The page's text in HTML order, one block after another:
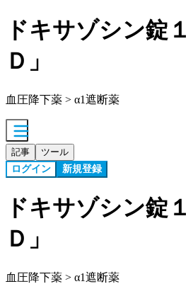
ドキサゾシン錠
Ｄ」
血圧降下薬 > α1遮断薬
記事 ツール
ログイン 新規登録
ドキサゾシン錠
Ｄ」
血圧降下薬 > α1遮断薬